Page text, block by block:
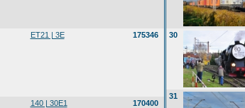
ET21 | 3E 175346
140 | 30E1 170400
30
31